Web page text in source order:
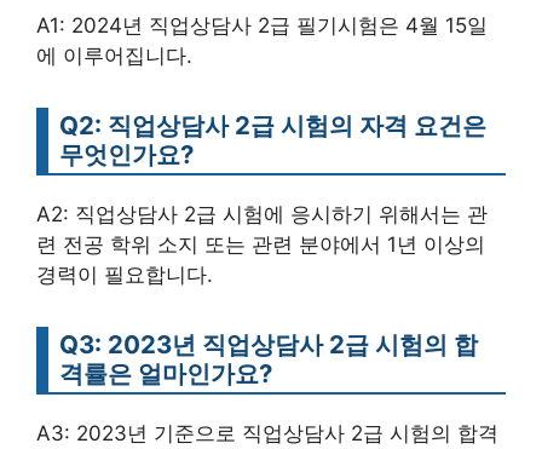
A1: 2024년 직업상담사 2급 필기시험은 4월 15일
에 이루어집니다.
Q2: 직업상담사 2급 시험의 자격 요건은
무엇인가요?
A2: 직업상담사 2급 시험에 응시하기 위해서는 관
련 전공 학위 소지 또는 관련 분야에서 1년 이상의
경력이 필요합니다.
Q3: 2023년 직업상담사 2급 시험의 합
격률은 얼마인가요?
A3: 2023년 기준으로 직업상담사 2급 시험의 합격